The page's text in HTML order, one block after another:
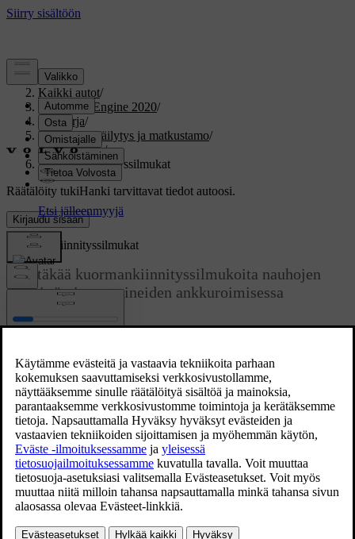
Tuki/
Kaikki autot/
V60 Twin Engine 2020/
Ohjekirja/
Kuormaus, säilytys ja matkustamo/
Kuormatila/
Kuormankiinnityssilmukat
Räätälöity tukiHanki tarvittavat tiedot autoosi.
Kirjaudu sisään
Kuormankiinnityssilmukat
Käyttäkää kuormankiinnityssilmukoita nauhojen
kiinnittämiseen esineiden ankkuroimisessa
kuormatilassa.